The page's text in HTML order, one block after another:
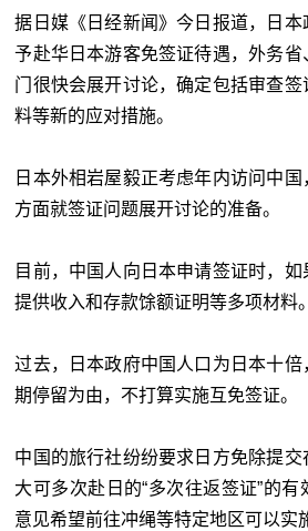
据日媒《日经新闻》今日报道，日
予赴华日本游客免签证待遇，外务
门很快会展开讨论，确定包括审查
料等新的应对措施。
日本外相岩屋毅正考虑年内访问中
方面就签证问题展开讨论的准备。
目前，中国人向日本申请签证时，
提供收入和存款馀额证明等多项材料。
过去，日本政府中国人口为日本十
期停留为由，不打算实施互免签证。
中国的旅行社纷纷要求日方免除提
大可多次赴日的“多次往返签证”的
意见希望前往冲绳等特定地区可以实